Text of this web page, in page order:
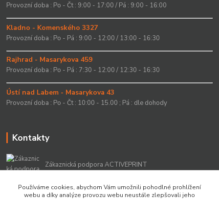
Provozní doba : Po - Čt : 9:00 - 17:00 / Pá : 9:00 - 16:00
Kladno - Komenského 3327
Provozní doba : Po - Pá : 9:00 - 12:00 / 13:00 - 16:30
Rajhrad - Masarykova 459
Provozní doba : Po - Pá : 7:30 - 12:00 / 12:30 - 16:30
Ústí nad Labem - Masarykova 43
Provozní doba : Po - Čt : 10:00 - 15.00 ; Pá : dle dohody
Kontakty
Zákaznická podpora ACTIVEPRINT
Používáme cookies, abychom Vám umožnili pohodlné prohlížení
webu a díky analýze provozu webu neustále zlepšovali jeho